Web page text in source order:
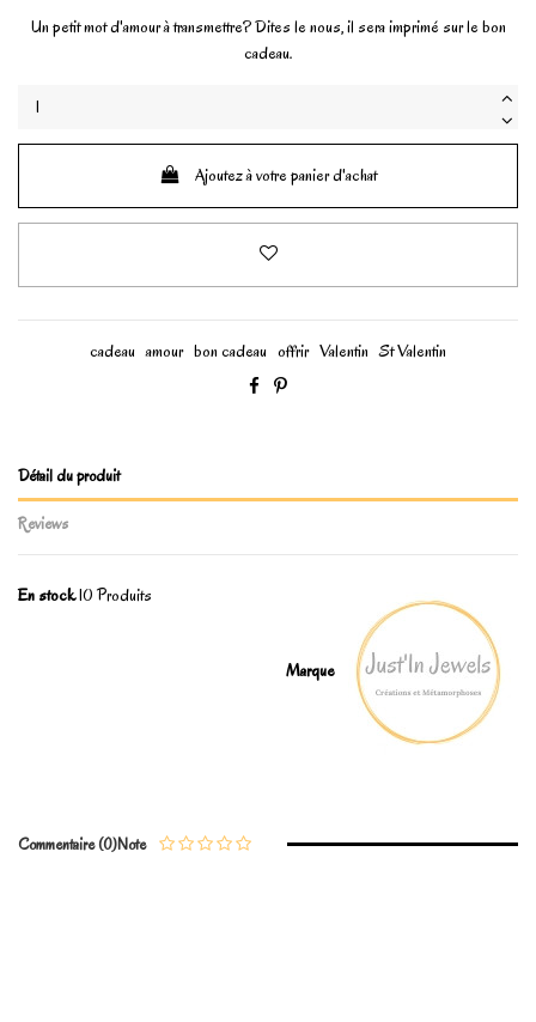
Un petit mot d'amour à transmettre? Dites le nous, il sera imprimé sur le bon
cadeau.
Ajoutez à votre panier d'achat
cadeau amour bon cadeau offrir Valentin St Valentin
Détail du produit
Reviews
Marque
En stock10 Produits
Note
Commentaire (0)